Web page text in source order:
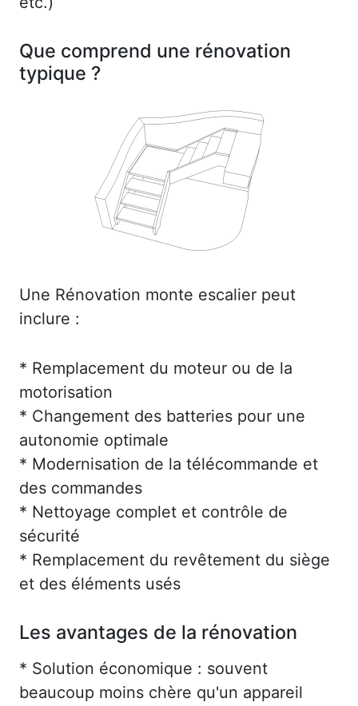
Que comprend une rénovation
typique ?
Une Rénovation monte escalier peut
inclure :
* Remplacement du moteur ou de la
motorisation
* Changement des batteries pour une
autonomie optimale
* Modernisation de la télécommande et
des commandes
* Nettoyage complet et contrôle de
sécurité
* Remplacement du revêtement du siège
et des éléments usés
Les avantages de la rénovation
* Solution économique : souvent
beaucoup moins chère qu'un appareil